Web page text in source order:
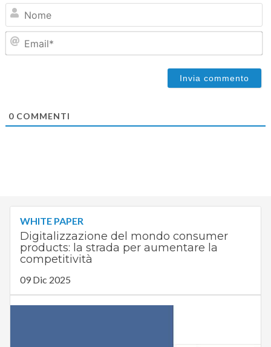
0COMMENTI
WHITE PAPER
Digitalizzazione del mondo consumer
products: la strada per aumentare la
competitività
09 Dic 2025